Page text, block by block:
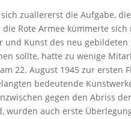
zuallererst die Aufgabe,
Rote Armee kümmerte sich
Kunst des neu
sollte, hatte zu wenige
22. August 1945 zur ersten
bedeutende
gegen den Abriss
wurden auch erste